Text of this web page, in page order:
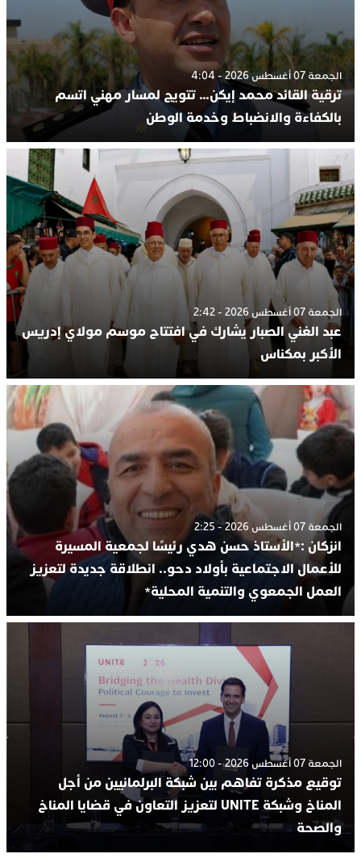
الجمعة 07 أغسطس 2026 - 4:04
ترقية القائد محمد إيكن… تتويج لمسار مهني اتسم
بالكفاءة والانضباط وخدمة الوطن
الجمعة 07 أغسطس 2026 - 2:42
عبد الغني الصبار يشارك في افتتاح موسم مولاي إدريس
الأكبر بمكناس
الجمعة 07 أغسطس 2026 - 2:25
انزكان :*الأستاذ حسن هدي رئيسًا لجمعية المسيرة
للأعمال الاجتماعية بأولاد دحو.. انطلاقة جديدة لتعزيز
العمل الجمعوي والتنمية المحلية*
الجمعة 07 أغسطس 2026 - 12:00
توقيع مذكرة تفاهم بين شبكة البرلمانيين من أجل
المناخ وشبكة UNITE لتعزيز التعاون في قضايا المناخ
والصحة